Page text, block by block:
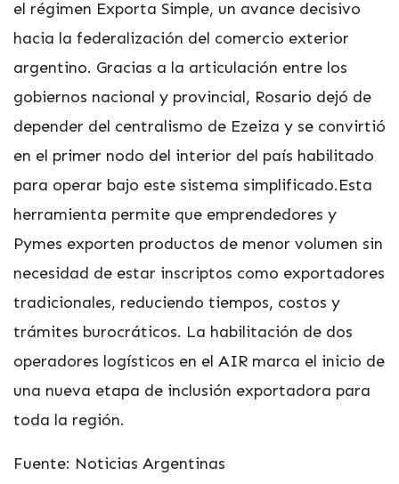
el régimen Exporta Simple, un avance decisivo
hacia la federalización del comercio exterior
argentino. Gracias a la articulación entre los
gobiernos nacional y provincial, Rosario dejó de
depender del centralismo de Ezeiza y se convirtió
en el primer nodo del interior del país habilitado
para operar bajo este sistema simplificado.Esta
herramienta permite que emprendedores y
Pymes exporten productos de menor volumen sin
necesidad de estar inscriptos como exportadores
tradicionales, reduciendo tiempos, costos y
trámites burocráticos. La habilitación de dos
operadores logísticos en el AIR marca el inicio de
una nueva etapa de inclusión exportadora para
toda la región.
Fuente: Noticias Argentinas